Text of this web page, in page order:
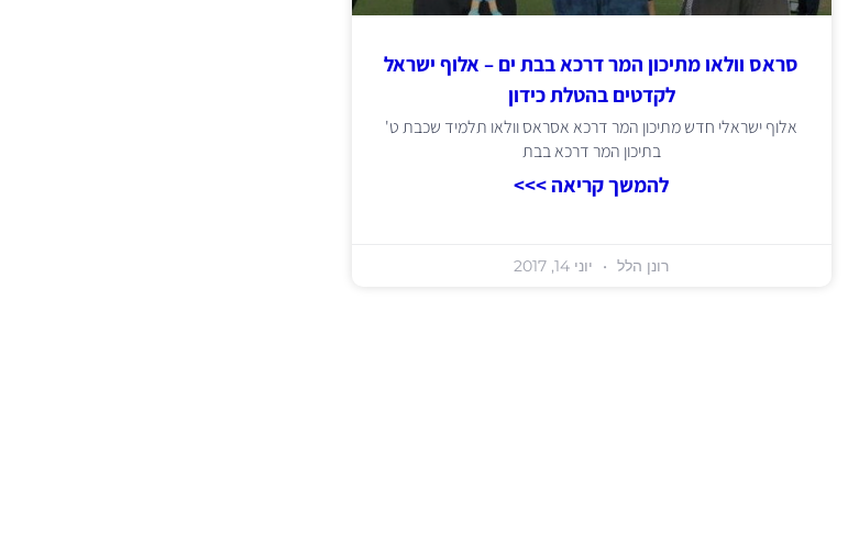
סראס וולאו מתיכון המר דרכא בבת ים – אלוף ישראל
לקדטים בהטלת כידון
אלוף ישראלי חדש מתיכון המר דרכא אסראס וולאו תלמיד שכבת ט'
בתיכון המר דרכא בבת
להמשך קריאה >>>
רונן הלל יוני 14, 2017